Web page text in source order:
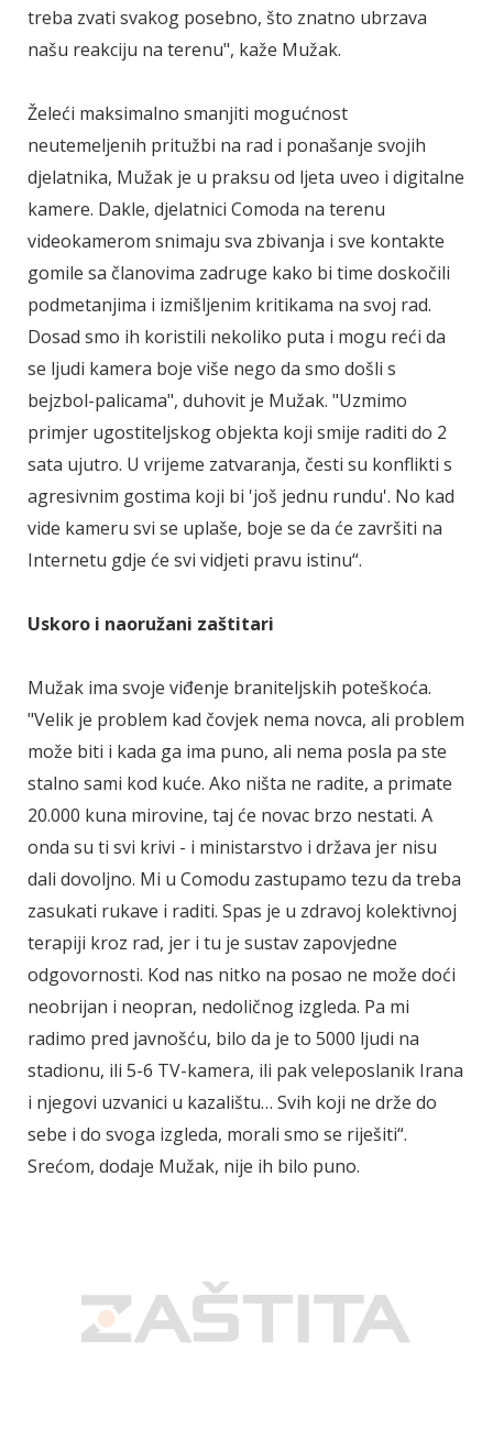
treba zvati svakog posebno, što znatno ubrzava
našu reakciju na terenu", kaže Mužak.
Želeći maksimalno smanjiti mogućnost
neutemeljenih pritužbi na rad i ponašanje svojih
djelatnika, Mužak je u praksu od ljeta uveo i digitalne
kamere. Dakle, djelatnici Comoda na terenu
videokamerom snimaju sva zbivanja i sve kontakte
gomile sa članovima zadruge kako bi time doskočili
podmetanjima i izmišljenim kritikama na svoj rad.
Dosad smo ih koristili nekoliko puta i mogu reći da
se ljudi kamera boje više nego da smo došli s
bejzbol-palicama", duhovit je Mužak. "Uzmimo
primjer ugostiteljskog objekta koji smije raditi do 2
sata ujutro. U vrijeme zatvaranja, česti su konflikti s
agresivnim gostima koji bi 'još jednu rundu'. No kad
vide kameru svi se uplaše, boje se da će završiti na
Internetu gdje će svi vidjeti pravu istinu“.
Uskoro i naoružani zaštitari
Mužak ima svoje viđenje braniteljskih poteškoća.
"Velik je problem kad čovjek nema novca, ali problem
može biti i kada ga ima puno, ali nema posla pa ste
stalno sami kod kuće. Ako ništa ne radite, a primate
20.000 kuna mirovine, taj će novac brzo nestati. A
onda su ti svi krivi - i ministarstvo i država jer nisu
dali dovoljno. Mi u Comodu zastupamo tezu da treba
zasukati rukave i raditi. Spas je u zdravoj kolektivnoj
terapiji kroz rad, jer i tu je sustav zapovjedne
odgovornosti. Kod nas nitko na posao ne može doći
neobrijan i neopran, nedoličnog izgleda. Pa mi
radimo pred javnošću, bilo da je to 5000 ljudi na
stadionu, ili 5-6 TV-kamera, ili pak veleposlanik Irana
i njegovi uzvanici u kazalištu… Svih koji ne drže do
sebe i do svoga izgleda, morali smo se riješiti“.
Srećom, dodaje Mužak, nije ih bilo puno.